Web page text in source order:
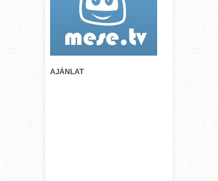
AJÁNLAT